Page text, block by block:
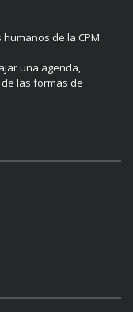
de la CPM.
una agenda,
las formas de